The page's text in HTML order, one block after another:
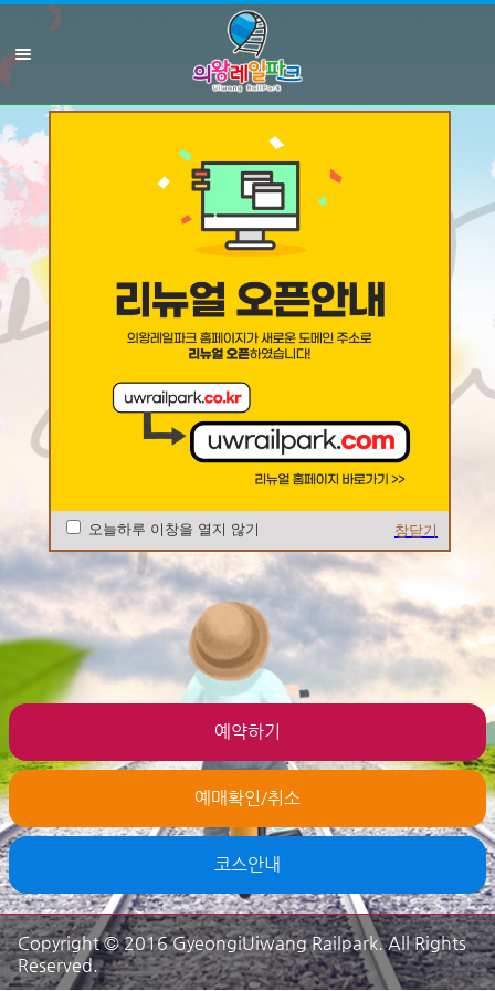
오늘하루 이창을 열지 않기 창닫기
예약하기
예매확인/취소
코스안내
Copyright © 2016 GyeongiUiwang Railpark. All Rights
Reserved.